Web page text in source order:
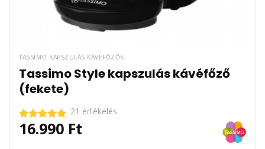
TASSIMO KAPSZULÁS KÁVÉFŐZŐK
Tassimo Style kapszulás kávéfőző
(fekete)
Értékelés:
5.00/ 5
21 értékelés
16.990 Ft